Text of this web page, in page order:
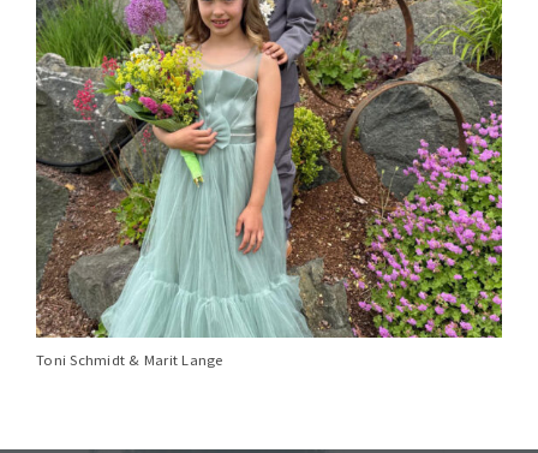
Toni Schmidt & Marit Lange